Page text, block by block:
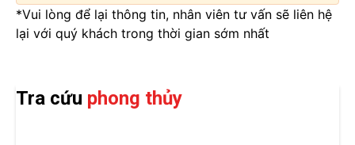
*Vui lòng để lại thông tin, nhân viên tư vấn sẽ liên hệ
lại với quý khách trong thời gian sớm nhất
Tra cứu phong thủy